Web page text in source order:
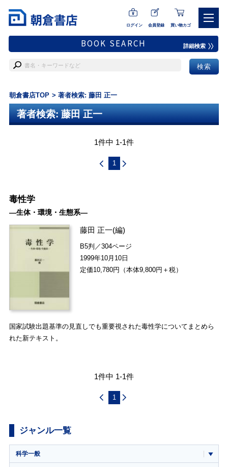
ログイン 会員登録 買い物カゴ
BOOK SEARCH 詳細検索
朝倉書店TOP 著者検索: 藤田 正一
著者検索: 藤田 正一
1件中 1-1件
1
毒性学
―生体・環境・生態系―
藤田 正一(編)
B5判／304ページ
1999年10月10日
定価10,780円（本体9,800円＋税）
国家試験出題基準の見直しでも重要視された毒性学についてまとめら
れた新テキスト。
1件中 1-1件
1
ジャンル一覧
科学一般